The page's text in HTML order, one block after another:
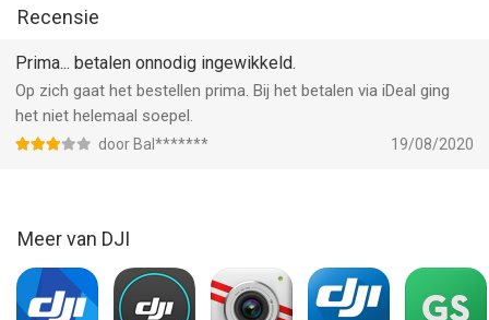
bevonden voor gebruikers met leeftijden vanaf
Informatie voor DJI Store – Try Virtual Flightis het laatst
vergeleken op 8 Aug om 07:34.
Recensie
Prima... betalen onnodig ingewikkeld.
Op zich gaat het bestellen prima. Bij het betalen via iDeal ging
het niet helemaal soepel.
door Bal******* 19/08/2020
Meer van DJI